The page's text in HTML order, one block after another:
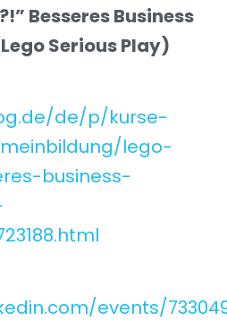
Besseres Business
Serious Play)
de/p/kurse-
lego-
business-
events/